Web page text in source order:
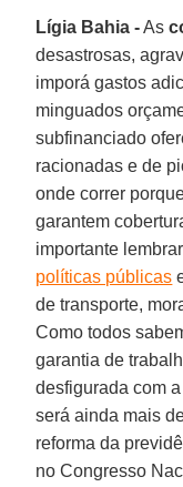
Lígia Bahia -As
desastrosas,
imporá gastos
minguados
subfinanciado
racionadas e de
onde correr
garantem
importante
políticas públicas
de transporte,
Como todos
garantia de
desfigurada com
será ainda mais
reforma da
no Congresso